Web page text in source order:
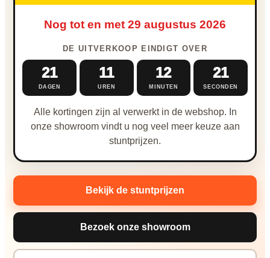
Nog tot en met 29 augustus 2026
DE UITVERKOOP EINDIGT OVER
21
DAGEN
11
UREN
12
MINUTEN
20
SECONDEN
Alle kortingen zijn al verwerkt in de webshop. In
onze showroom vindt u nog veel meer keuze aan
stuntprijzen.
Bekijk de stuntprijzen
Bezoek onze showroom